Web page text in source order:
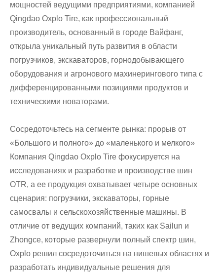
мощностей ведущими предприятиями, компанией
Qingdao Oxplo Tire, как профессиональный
производитель, основанный в городе Вайфанг,
открыла уникальный путь развития в области
погрузчиков, экскаваторов, горнодобывающего
оборудования и агронового махинерингового типа с
дифференцированными позициями продуктов и
техническими новаторами.
Сосредоточьтесь на сегменте рынка: прорыв от
«Большого и полного» до «маленького и мелкого»
Компания Qingdao Oxplo Tire фокусируется на
исследованиях и разработке и производстве шин
OTR, а ее продукция охватывает четыре основных
сценария: погрузчики, экскаваторы, горные
самосвалы и сельскохозяйственные машины. В
отличие от ведущих компаний, таких как Sailun и
Zhongce, которые развернули полный спектр шин,
Oxplo решил сосредоточиться на нишевых областях и
разработать индивидуальные решения для